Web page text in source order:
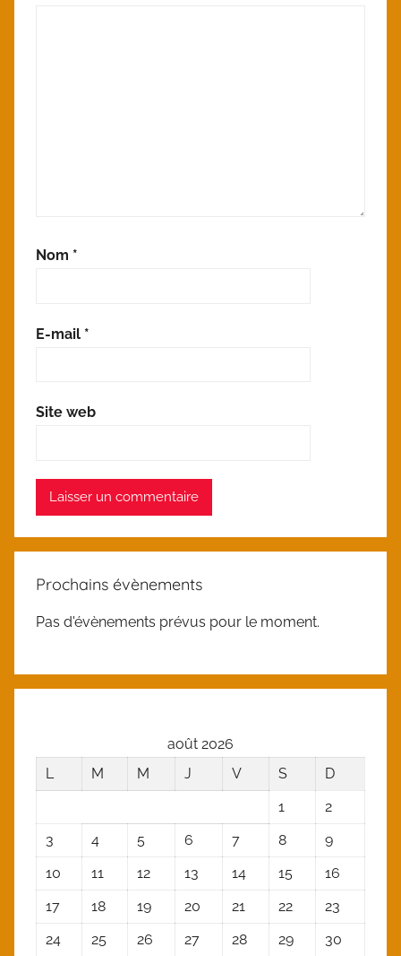
Nom *
E-mail *
Site web
Prochains évènements
Pas d'évènements prévus pour le moment.
août 2026
L
M M J V S
D
1
2
3
4 5 6 7 8
9
10
11 12 13 14 15
16
17
18 19 20 21 22
23
24
25 26 27 28 29 30